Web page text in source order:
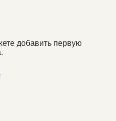
добавить первую